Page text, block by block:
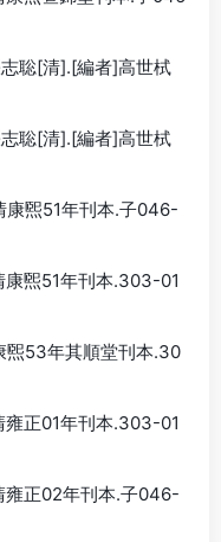
聡[清].[編者]高世栻
聡[清].[編者]高世栻
煕51年刊本.子046-
煕51年刊本.303-01
煕53年其順堂刊本.30
正01年刊本.303-01
雍正02年刊本.子046-